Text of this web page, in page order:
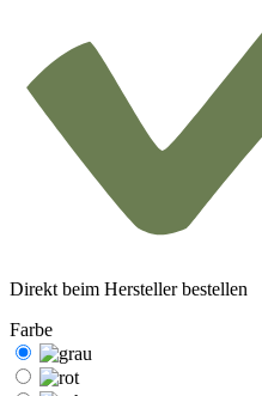
Direkt beim Hersteller bestellen
Farbe